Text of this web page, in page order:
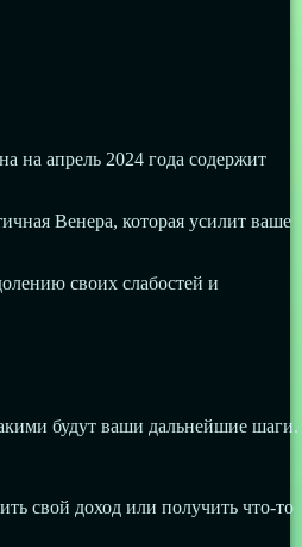
на апрель 2024 года содержит
Венера, которая усилит ваше
своих слабостей и
будут ваши дальнейшие шаги.
свой доход или получить что-то